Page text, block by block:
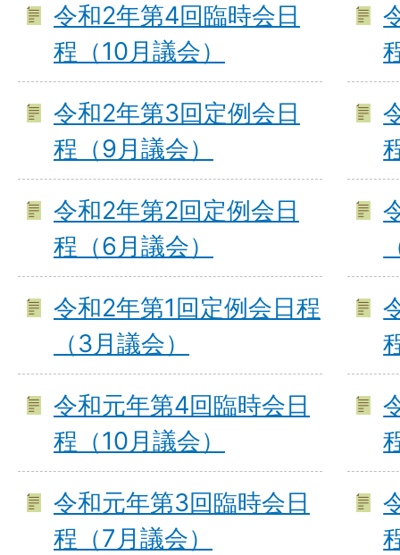
令和2年第4回臨時会日
程（10月議会）
令和2年第3回定例会日
程（9月議会）
令和2年第2回定例会日
程（6月議会）
令和2年第1回定例会日程
（3月議会）
令和元年第4回臨時会日
程（10月議会）
令和元年第3回臨時会日
程（7月議会）